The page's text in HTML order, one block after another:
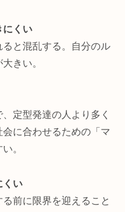
にくい
ると混乱する。自分のル
きい。
定型発達の人より多く
に合わせるための「マ
。
くい
る前に限界を迎えること